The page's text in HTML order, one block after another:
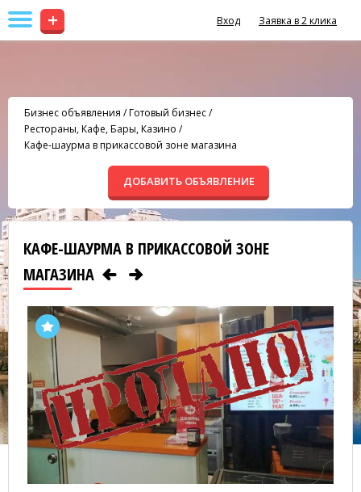
+ Вход Заявка в 2 клика
Бизнес объявления /Готовый бизнес/
Рестораны, Кафе, Бары, Казино /
Кафе-шаурма в прикассовой зоне магазина
ДОБАВИТЬ ОБЪЯВЛЕНИЕ
КАФЕ-ШАУРМА В ПРИКАССОВОЙ ЗОНЕ
МАГАЗИНА